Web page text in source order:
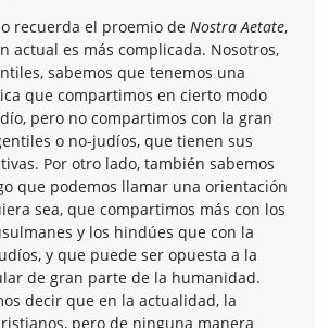
recuerda el proemio de Nostra Aetate,
actual es más complicada. Nosotros,
sabemos que tenemos una
que compartimos en cierto modo
pero no compartimos con la gran
o no-judíos, que tienen sus
Por otro lado, también sabemos
que podemos llamar una orientación
sea, que compartimos más con los
y los hindúes que con la
y que puede ser opuesta a la
de gran parte de la humanidad.
decir que en la actualidad, la
pero de ninguna manera